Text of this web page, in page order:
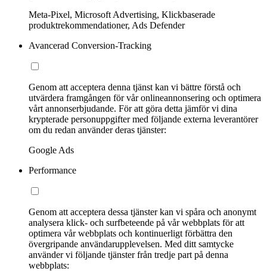
Meta-Pixel, Microsoft Advertising, Klickbaserade
produktrekommendationer, Ads Defender
Avancerad Conversion-Tracking
Genom att acceptera denna tjänst kan vi bättre förstå och
utvärdera framgången för vår onlineannonsering och optimera
vårt annonserbjudande. För att göra detta jämför vi dina
krypterade personuppgifter med följande externa leverantörer
om du redan använder deras tjänster:
Google Ads
Performance
Genom att acceptera dessa tjänster kan vi spåra och anonymt
analysera klick- och surfbeteende på vår webbplats för att
optimera vår webbplats och kontinuerligt förbättra den
övergripande användarupplevelsen. Med ditt samtycke
använder vi följande tjänster från tredje part på denna
webbplats: